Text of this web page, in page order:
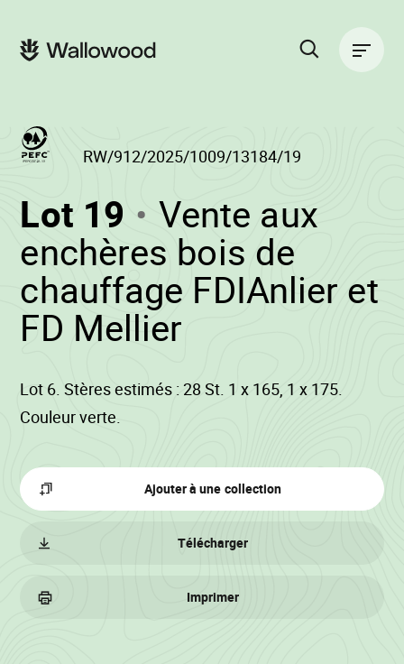
contenu
navigation
principale
Lot 19 (RW/912/2025/
-
Vente aux
enchères bois de
chauffage FDIAnlier et
FD Mellier
RW/912/2025/1009/13184/19
Lot 6. Stères estimés : 28 St. 1 x 165, 1 x 175.
Couleur verte.
Ajouter à une collection
Télécharger
Imprimer
principale